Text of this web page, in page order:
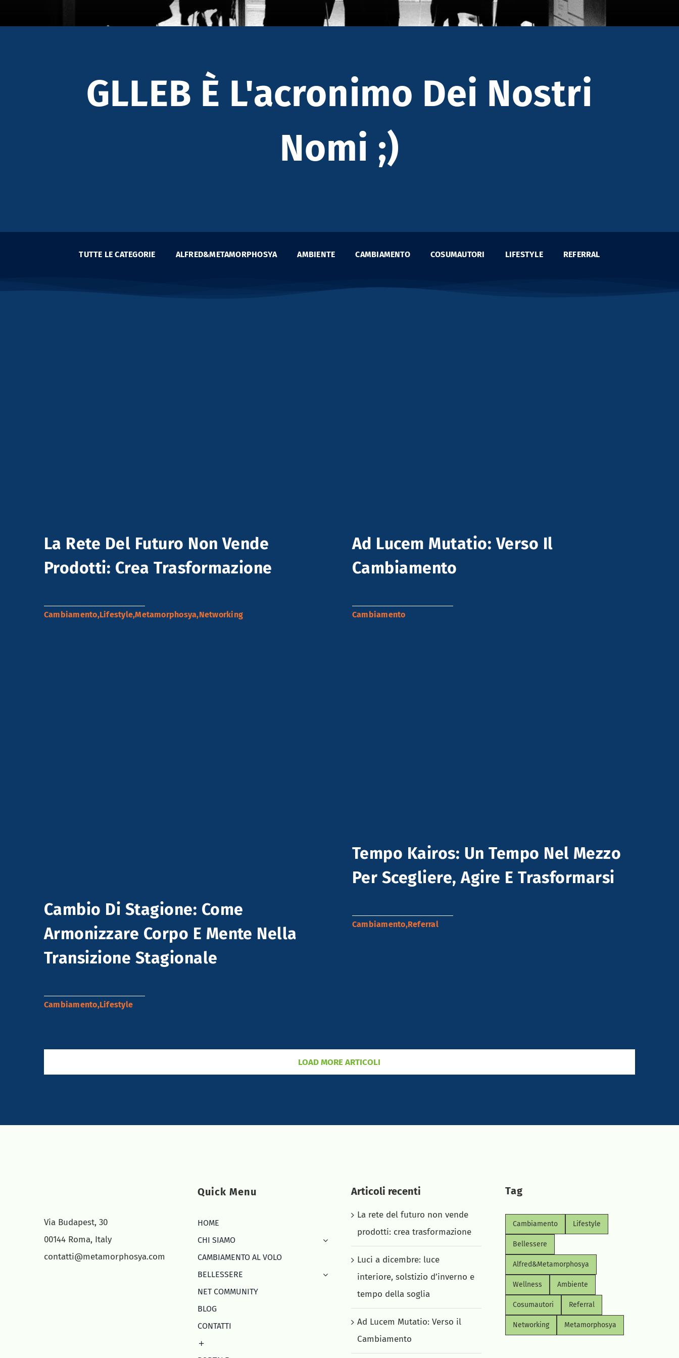
GLLEB È L'acronimo Dei Nostri
Nomi ;)
TUTTE LE CATEGORIE ALFRED&METAMORPHOSYA AMBIENTE CAMBIAMENTO COSUMAUTORI LIFESTYLE REFERRAL
La Rete Del Futuro Non Vende
Prodotti: Crea Trasformazione
Cambiamento,Lifestyle,Metamorphosya,Networking
Ad Lucem Mutatio: Verso Il
Cambiamento
Cambiamento
Cambio Di Stagione: Come
Armonizzare Corpo E Mente Nella
Transizione Stagionale
Cambiamento,Lifestyle
Tempo Kairos: Un Tempo Nel Mezzo
Per Scegliere, Agire E Trasformarsi
Cambiamento,Referral
LOAD MORE ARTICOLI
Via Budapest, 30
00144 Roma, Italy
contatti@metamorphosya.com
Quick Menu
HOME
CHI SIAMO
CAMBIAMENTO AL VOLO
BELLESSERE
NET COMMUNITY
BLOG
CONTATTI
Articoli recenti
La rete del futuro non vende
prodotti: crea trasformazione
Luci a dicembre: luce
interiore, solstizio d’inverno e
tempo della soglia
Ad Lucem Mutatio: Verso il
Cambiamento
Tag
Cambiamento Lifestyle
Bellessere
Alfred&Metamorphosya
Wellness Ambiente
Cosumautori Referral
Networking Metamorphosya